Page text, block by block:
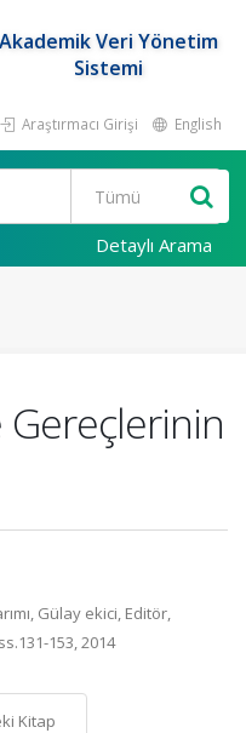
Akademik Veri Yönetim
Sistemi
Araştırmacı Girişi English
Detaylı Arama
Gülay ekici, Editör,
153, 2014
Kitap